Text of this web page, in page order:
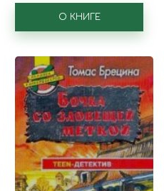
помощников карликов
и блестящих шаров
О КНИГЕ